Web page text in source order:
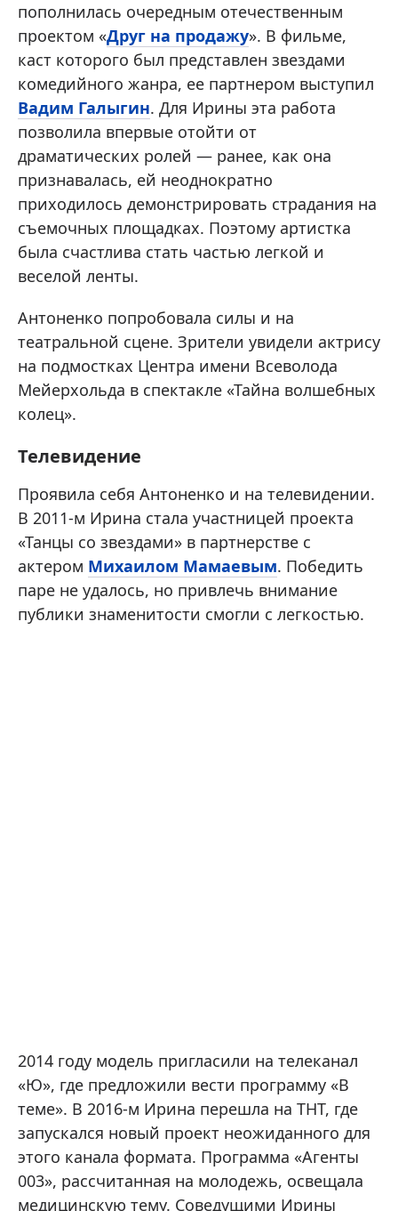
пополнилась очередным отечественным
проектом «Друг на продажу». В фильме,
каст которого был представлен звездами
комедийного жанра, ее партнером выступил
Вадим Галыгин. Для Ирины эта работа
позволила впервые отойти от
драматических ролей — ранее, как она
признавалась, ей неоднократно
приходилось демонстрировать страдания на
съемочных площадках. Поэтому артистка
была счастлива стать частью легкой и
веселой ленты.
Антоненко попробовала силы и на
театральной сцене. Зрители увидели актрису
на подмостках Центра имени Всеволода
Мейерхольда в спектакле «Тайна волшебных
колец».
Телевидение
Проявила себя Антоненко и на телевидении.
В 2011-м Ирина стала участницей проекта
«Танцы со звездами» в партнерстве с
актером Михаилом Мамаевым. Победить
паре не удалось, но привлечь внимание
публики знаменитости смогли с легкостью.
2014 году модель пригласили на телеканал
«Ю», где предложили вести программу «В
теме». В 2016-м Ирина перешла на ТНТ, где
запускался новый проект неожиданного для
этого канала формата. Программа «Агенты
003», рассчитанная на молодежь, освещала
медицинскую тему. Соведущими Ирины